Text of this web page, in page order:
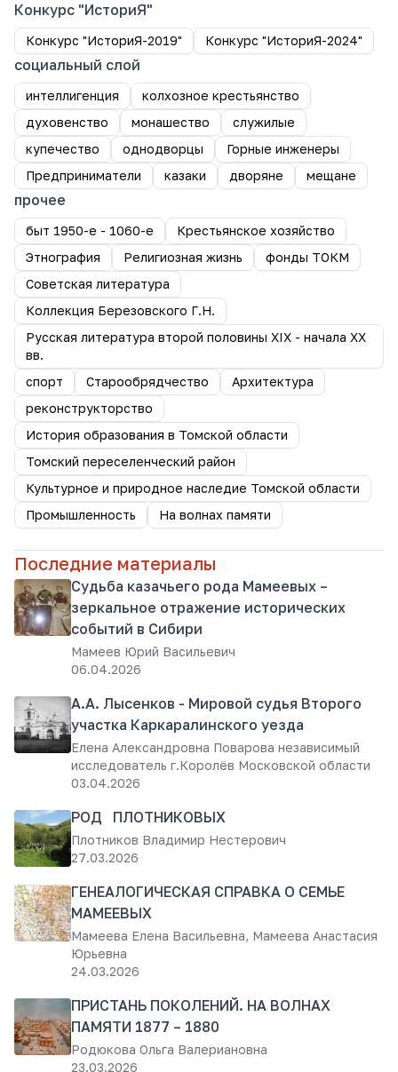
Конкурс "ИсториЯ"
Конкурс "ИсториЯ-2019" Конкурс "ИсториЯ-2024"
социальный слой
интеллигенция
колхозное крестьянство
духовенство
монашество
служилые
купечество
однодворцы
Горные инженеры
Предприниматели
казаки дворяне мещане
прочее
быт 1950-е - 1060-е
Крестьянское хозяйство
Этнография
Религиозная жизнь
фонды ТОКМ
Советская литература
Коллекция Березовского Г.Н.
Русская литература второй половины XIX - начала XX
вв.
спорт
Старообрядчество
Архитектура
реконструкторство
История образования в Томской области
Томский переселенческий район
Культурное и природное наследие Томской области
Промышленность
На волнах памяти
Последние материалы
Судьба казачьего рода Мамеевых –
зеркальное отражение исторических
событий в Сибири
Мамеев Юрий Васильевич
06.04.2026
А.А. Лысенков - Мировой судья Второго
участка Каркаралинского уезда
Елена Александровна Поварова независимый
исследователь г.Королёв Московской области
03.04.2026
РОД ПЛОТНИКОВЫХ
Плотников Владимир Нестерович
27.03.2026
ГЕНЕАЛОГИЧЕСКАЯ СПРАВКА О СЕМЬЕ
МАМЕЕВЫХ
Мамеева Елена Васильевна, Мамеева Анастасия
Юрьевна
24.03.2026
ПРИСТАНЬ ПОКОЛЕНИЙ. НА ВОЛНАХ
ПАМЯТИ 1877 – 1880
Родюкова Ольга Валериановна
23.03.2026